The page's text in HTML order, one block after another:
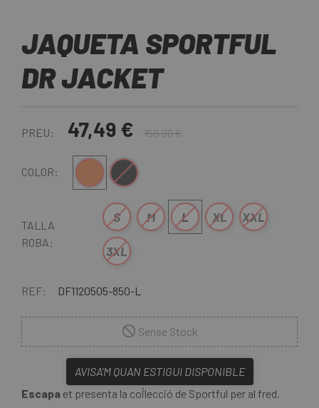
JAQUETA SPORTFUL
DR JACKET
PREU: 47,49 € 159,90 €
COLOR: TaronjaNegre
TALLA
ROBA:
S M L XL XXL
3XL
REF: DF1120505-850-L
Sense Stock
AVISA'M QUAN ESTIGUI DISPONIBLE
Escapa et presenta la col·lecció de Sportful per al fred.